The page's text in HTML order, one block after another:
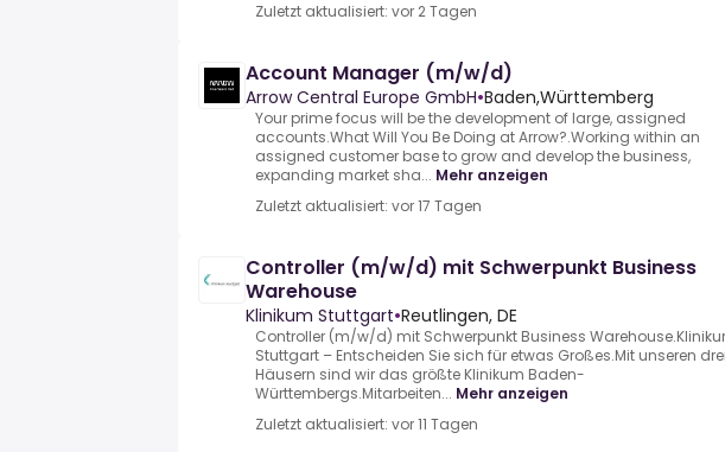
Zuletzt aktualisiert: vor 2 Tagen
Account Manager (m/w/d)
Arrow Central Europe GmbH•Baden,Württemberg
Your prime focus will be the development of large, assigned
accounts.What Will You Be Doing at Arrow?.Working within an
assigned customer base to grow and develop the business,
expanding market sha... Mehr anzeigen
Zuletzt aktualisiert: vor 17 Tagen
Controller (m/w/d) mit Schwerpunkt Business
Warehouse
Klinikum Stuttgart•Reutlingen, DE
Controller (m/w/d) mit Schwerpunkt Business
Stuttgart – Entscheiden Sie sich für etwas Großes.Mit unseren drei
Häusern sind wir das größte Klinikum Baden-
Württembergs.Mitarbeiten... Mehr anzeigen
Zuletzt aktualisiert: vor 11 Tagen